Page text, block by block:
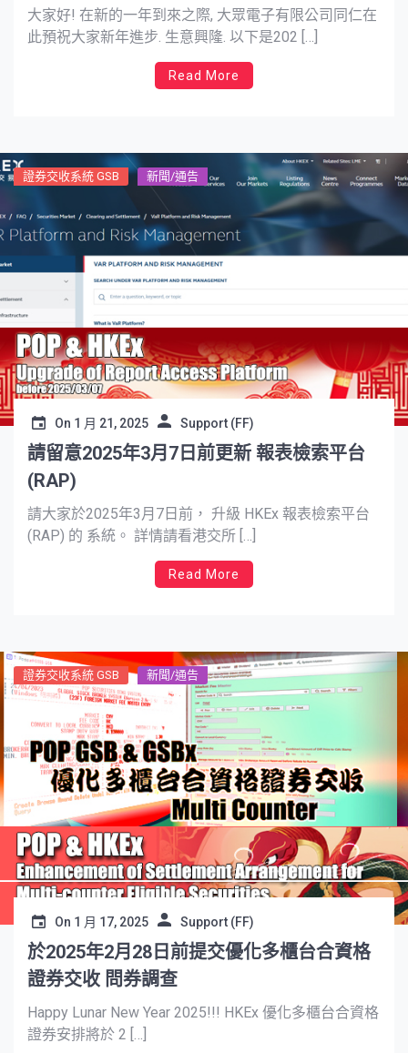
大家好! 在新的一年到來之際, 大眾電子有限公司同仁在
此預祝大家新年進步. 生意興隆. 以下是202 […]
Read More
證券交收系統 GSB 新聞/通告
On 1 月 21, 2025 Support (FF)
請留意2025年3月7日前更新 報表檢索平台
(RAP)
請大家於2025年3月7日前， 升級 HKEx 報表檢索平台
(RAP) 的 系統。 詳情請看港交所 […]
Read More
證券交收系統 GSB 新聞/通告
On 1 月 17, 2025 Support (FF)
於2025年2月28日前提交優化多櫃台合資格
證券交收 問券調查
Happy Lunar New Year 2025!!! HKEx 優化多櫃台合資格
證券安排將於 2 […]